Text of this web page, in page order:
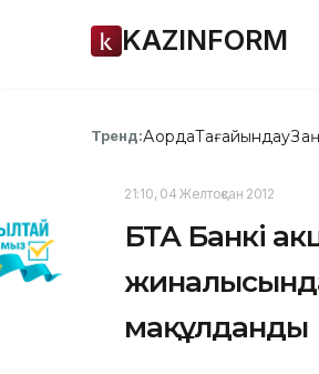
KAZINFORM
Тренд:АқордаТағайындау
21:10, 04 Желтоқсан 2012
БТА Банкі
мақұлданды